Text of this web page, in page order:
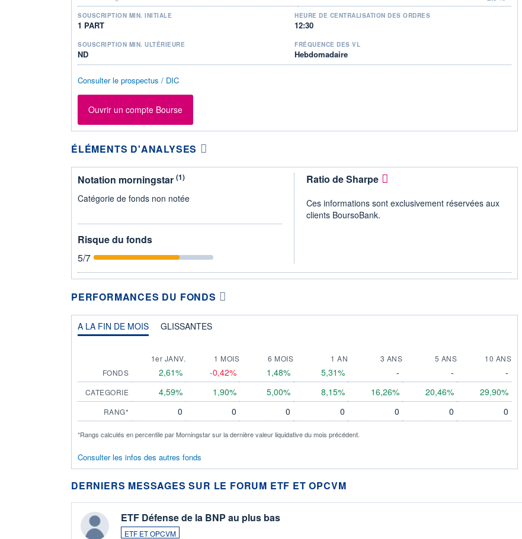
SOUSCRIPTION MIN. INITIALE
1 PART
HEURE DE CENTRALISATION DES ORDRES
12:30
SOUSCRIPTION MIN. ULTÉRIEURE
ND
FRÉQUENCE DES VL
Hebdomadaire
Consulter le prospectus / DIC
Ouvrir un compte Bourse
ÉLÉMENTS D'ANALYSES
Notation morningstar (1)
Catégorie de fonds non notée
Risque du fonds
5/7
Ratio de Sharpe
Ces informations sont exclusivement réservées aux
clients BoursoBank.
PERFORMANCES DU FONDS
A LA FIN DE MOIS GLISSANTES
1er JANV. 1 MOIS 6 MOIS 1 AN 3 ANS 5 ANS
10 ANS
FONDS
2,61% -0,42% 1,48% 5,31% - - -
CATEGORIE 4,59% 1,90% 5,00% 8,15% 16,26% 20,46% 29,90%
RANG* 0 0 0 0 0 0 0
*Rangs calculés en percentile par Morningstar sur la dernière valeur liquidative du mois précédent.
Consulter les infos des autres fonds
DERNIERS MESSAGES SUR LE FORUM ETF ET OPCVM
ETF Défense de la BNP au plus bas
ETF ET OPCVM